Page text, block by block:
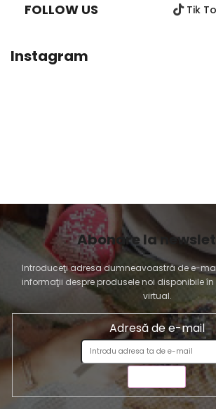
FOLLOW US Tik
Instagram
Abonare la
Introduceţi adresa dumneavoastră de e-
informaţii despre produsele noi disponibile
virtual.
Adresă de e-mail